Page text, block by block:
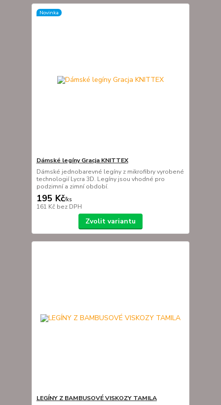
Novinka
Dámské legíny Gracja KNITTEX
Dámské jednobarevné legíny z mikrofibry vyrobené
technologií Lycra 3D. Legíny jsou vhodné pro
podzimní a zimní období.
195 Kč/ks
161 Kč bez DPH
Zvolit variantu
LEGÍNY Z BAMBUSOVÉ VISKOZY TAMILA